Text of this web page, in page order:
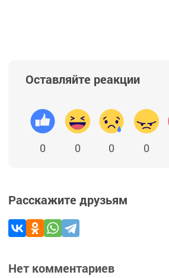
Оставляйте реакции
0 0 0 0
Расскажите друзьям
Нет комментариев